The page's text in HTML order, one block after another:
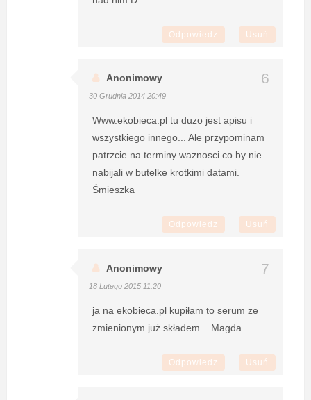
Odpowiedz Usuń
Anonimowy
30 Grudnia 2014 20:49
Www.ekobieca.pl tu duzo jest apisu i
wszystkiego innego... Ale przypominam
patrzcie na terminy waznosci co by nie
nabijali w butelke krotkimi datami.
Śmieszka
Odpowiedz Usuń
Anonimowy
18 Lutego 2015 11:20
ja na ekobieca.pl kupiłam to serum ze
zmienionym już składem... Magda
Odpowiedz Usuń